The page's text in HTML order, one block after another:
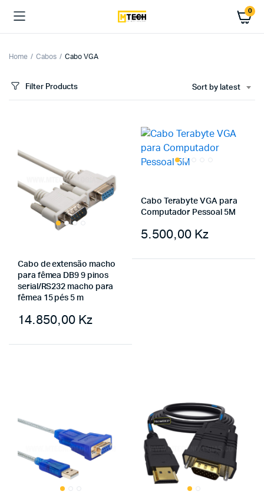
0
Home Cabos Cabo VGA
Filter Products Sort by latest
Cabo de extensão macho
para fêmea DB9 9 pinos
serial/RS232 macho para
fêmea 15 pés 5 m
14.850,00 Kz
Cabo Terabyte VGA para
Computador Pessoal 5M
5.500,00 Kz